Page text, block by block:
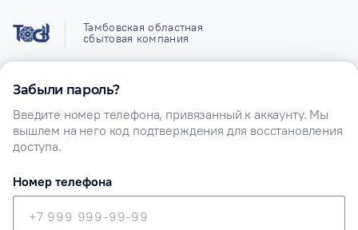
Тамбовская областная
сбытовая компания
Забыли пароль?
Забыли пароль?
Введите номер телефона, привязанный к аккаунту. Мы
вышлем на него код подтверждения для восстановления
доступа.
Номер телефона